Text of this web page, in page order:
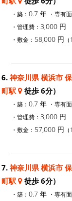
・築： 0.7 年 ・専有
・管理費： 3,000 円
・敷金： 58,000 円
6. 神奈川県 横浜市
町駅
徒歩 6分）
・築： 0.7 年 ・専有
・管理費： 3,000 円
・敷金： 57,000 円
7. 神奈川県 横浜市
町駅
徒歩 6分）
・築： 0.7 年 ・専有